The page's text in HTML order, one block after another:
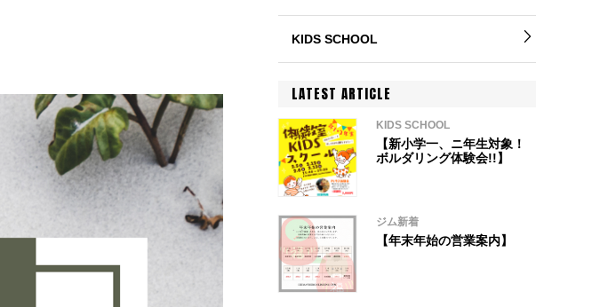
KIDS SCHOOL
LATEST ARTICLE
KIDS SCHOOL
【新小学一、ニ年生対象！
ボルダリング体験会!!】
ジム新着
【年末年始の営業案内】